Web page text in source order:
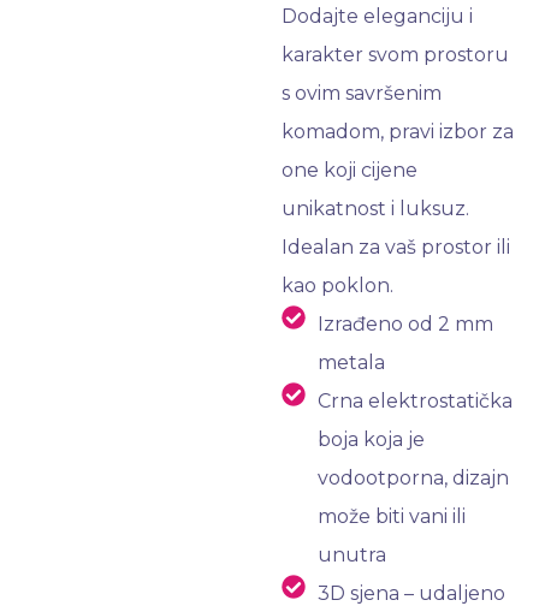
Dodajte eleganciju i
karakter svom prostoru
s ovim savršenim
komadom, pravi izbor za
one koji cijene
unikatnost i luksuz.
Idealan za vaš prostor ili
kao poklon.
Izrađeno od 2 mm
metala
Crna elektrostatička
boja koja je
vodootporna, dizajn
može biti vani ili
unutra
3D sjena – udaljeno